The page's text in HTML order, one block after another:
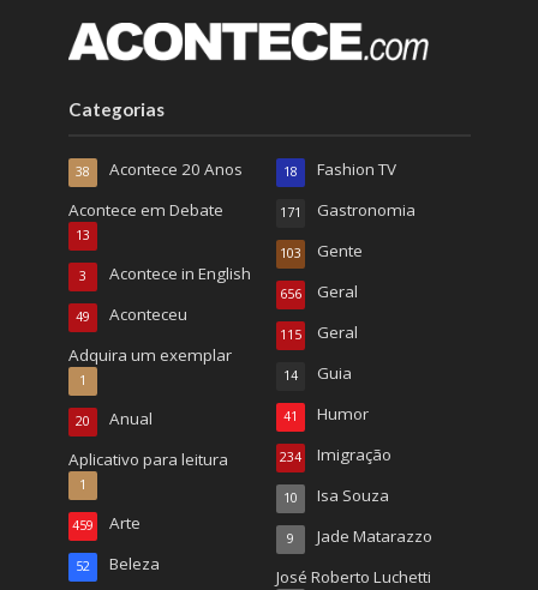
Categorias
Acontece 20 Anos
38
Acontece em Debate
13
Acontece in English
3
Aconteceu
49
Adquira um exemplar
1
Anual
20
Aplicativo para leitura
1
Arte
459
Beleza
52
Fashion TV
18
Gastronomia
171
Gente
103
Geral
656
Geral
115
Guia
14
Humor
41
Imigração
234
Isa Souza
10
Jade Matarazzo
9
José Roberto Luchetti